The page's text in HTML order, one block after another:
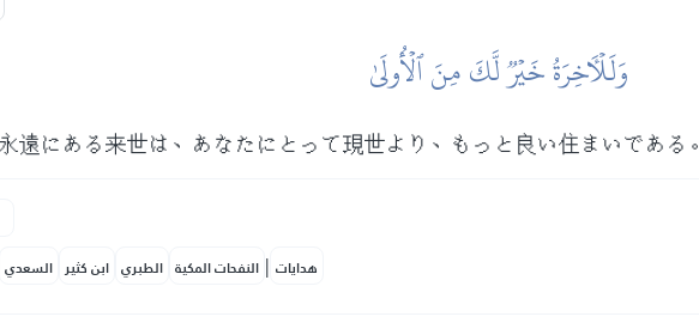
وَلَلۡأٓخِرَةُ خَيۡرٞ لَّكَ مِنَ ٱلۡأُولَىٰ
遠にある来世は、あなたにとって現世より、もっと良い住まいである。
السعدي ابن كثير الطبري النفحات المكية | هدايات